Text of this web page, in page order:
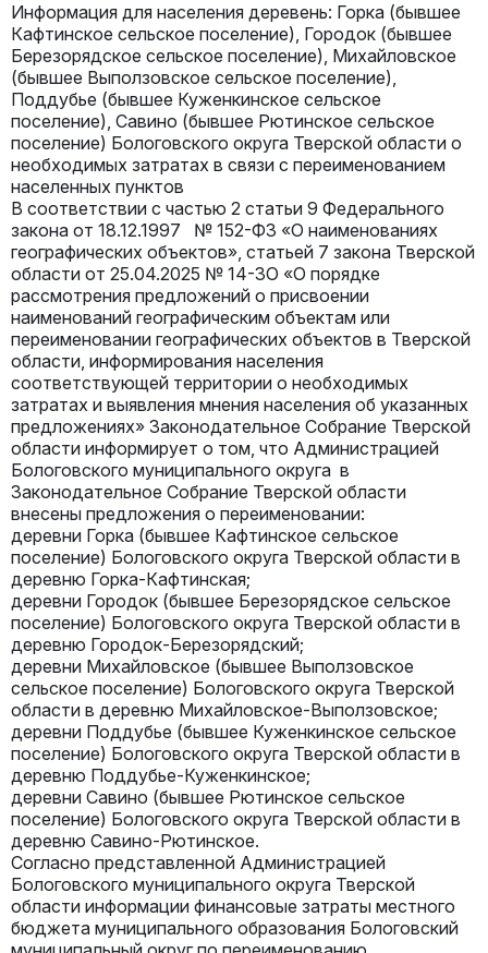
Информация для населения деревень: Горка (бывшее
Кафтинское сельское поселение), Городок (бывшее
Березорядское сельское поселение), Михайловское
(бывшее Выползовское сельское поселение),
Поддубье (бывшее Куженкинское сельское
поселение), Савино (бывшее Рютинское сельское
поселение) Бологовского округа Тверской области о
необходимых затратах в связи с переименованием
населенных пунктов
В соответствии с частью 2 статьи 9 Федерального
закона от 18.12.1997 № 152-ФЗ «О наименованиях
географических объектов», статьей 7 закона Тверской
области от 25.04.2025 № 14-ЗО «О порядке
рассмотрения предложений о присвоении
наименований географическим объектам или
переименовании географических объектов в Тверской
области, информирования населения
соответствующей территории о необходимых
затратах и выявления мнения населения об указанных
предложениях» Законодательное Собрание Тверской
области информирует о том, что Администрацией
Бологовского муниципального округа в
Законодательное Собрание Тверской области
внесены предложения о переименовании:
деревни Горка (бывшее Кафтинское сельское
поселение) Бологовского округа Тверской области в
деревню Горка-Кафтинская;
деревни Городок (бывшее Березорядское сельское
поселение) Бологовского округа Тверской области в
деревню Городок-Березорядский;
деревни Михайловское (бывшее Выползовское
сельское поселение) Бологовского округа Тверской
области в деревню Михайловское-Выползовское;
деревни Поддубье (бывшее Куженкинское сельское
поселение) Бологовского округа Тверской области в
деревню Поддубье-Куженкинское;
деревни Савино (бывшее Рютинское сельское
поселение) Бологовского округа Тверской области в
деревню Савино-Рютинское.
Согласно представленной Администрацией
Бологовского муниципального округа Тверской
области информации финансовые затраты местного
бюджета муниципального образования Бологовский